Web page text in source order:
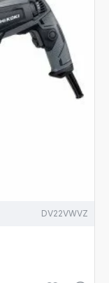
DV22VWVZ